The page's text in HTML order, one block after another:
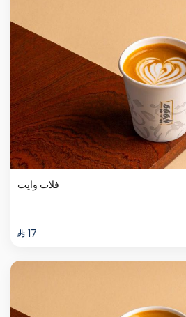
فلات وايت
⁨⁦‪‬ 17⁩